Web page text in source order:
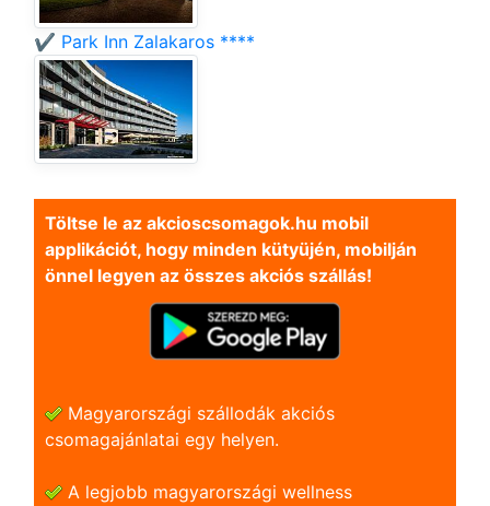
✔️ Park Inn Zalakaros ****
Töltse le az akcioscsomagok.hu mobil
applikációt, hogy minden kütyüjén, mobilján
önnel legyen az összes akciós szállás!
Magyarországi szállodák akciós
csomagajánlatai egy helyen.
A legjobb magyarországi wellness